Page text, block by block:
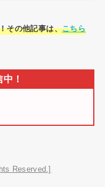
その他記事は、こちら
Reserved.]